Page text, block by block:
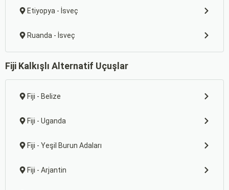
Etiyopya - İsveç
Ruanda - İsveç
Fiji Kalkışlı Alternatif Uçuşlar
Fiji - Belize
Fiji - Uganda
Fiji - Yeşil Burun Adaları
Fiji - Arjantin